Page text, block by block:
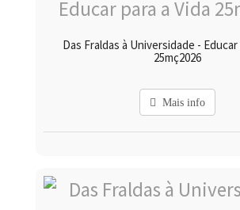
Das Fraldas à Universidade - Educar
25mç2026
Mais info